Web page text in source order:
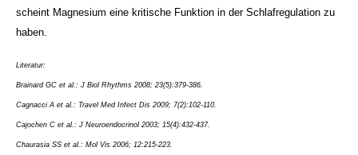
scheint Magnesium eine kritische Funktion in der Schlafregulation zu
haben.
Literatur:
Brainard GC et al.: J Biol Rhythms 2008; 23(5):379-386.
Cagnacci A et al.: Travel Med Infect Dis 2009; 7(2):102-110.
Cajochen C et al.: J Neuroendocrinol 2003; 15(4):432-437.
Chaurasia SS et al.: Mol Vis 2006; 12:215-223.